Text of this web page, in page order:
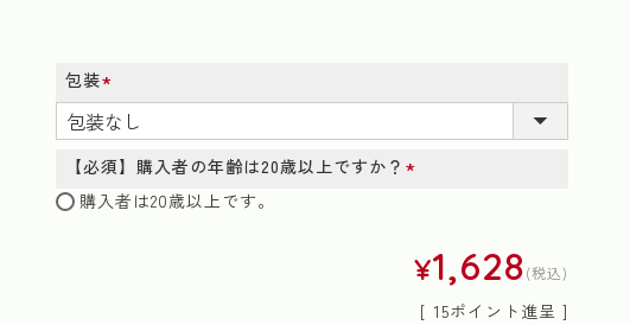
包装
(必
須)
【必須】購入者の年齢は20歳以上ですか？
購入者は20歳以上です。
¥1,628 税込
[ 15ポイント進呈 ]